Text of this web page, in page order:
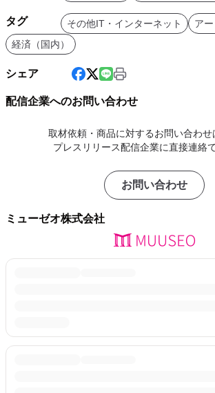
タグ その他IT・インターネット
ア
経済（国内）
シェア
配信企業へのお問い合わせ
取材依頼・商品に対するお問い合わせ
プレスリリース配信企業に直接連絡
お問い合わせ
ミューゼオ株式会社